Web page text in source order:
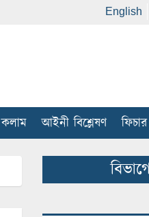
English
কলাম আইনী বিশ্লেষণ ফিচার